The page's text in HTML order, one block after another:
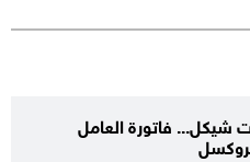
شيكل... فاتورة العامل